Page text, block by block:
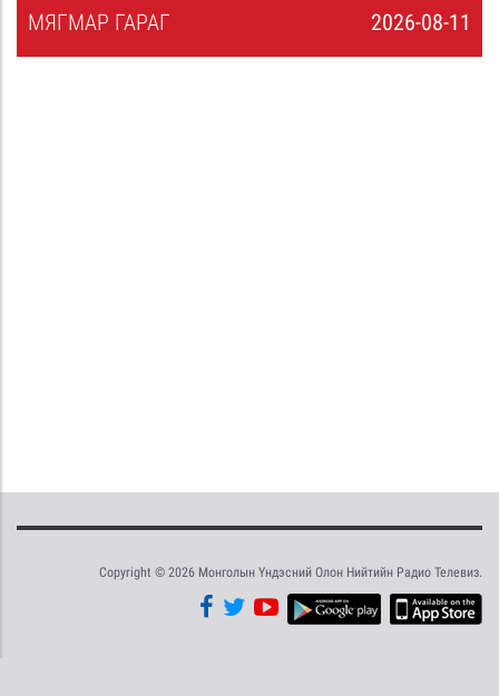
2026-08-11
МЯГМАР ГАРАГ
Copyright © 2026 Монголын Үндэсний Олон Нийтийн Радио Телевиз.